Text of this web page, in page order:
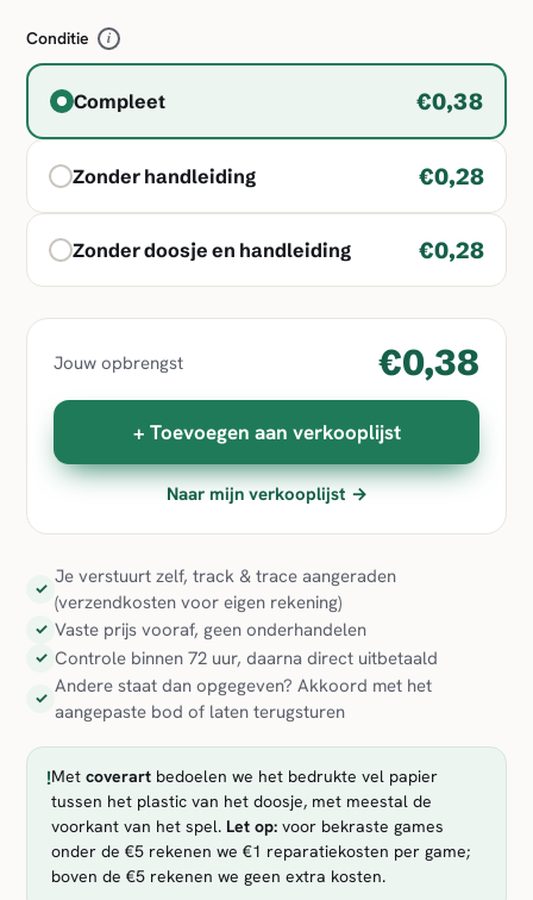
Conditie i
Compleet €0,38
Zonder handleiding €0,28
Zonder doosje en handleiding €0,28
Jouw opbrengst €0,38
+ Toevoegen aan verkooplijst
Naar mijn verkooplijst →
✓
Je verstuurt zelf, track & trace aangeraden
(verzendkosten voor eigen rekening)
✓ Vaste prijs vooraf, geen onderhandelen
✓ Controle binnen 72 uur, daarna direct uitbetaald
✓
Andere staat dan opgegeven? Akkoord met het
aangepaste bod of laten terugsturen
!Met coverart bedoelen we het bedrukte vel papier
tussen het plastic van het doosje, met meestal de
voorkant van het spel. Let op: voor bekraste games
onder de €5 rekenen we €1 reparatiekosten per game;
boven de €5 rekenen we geen extra kosten.